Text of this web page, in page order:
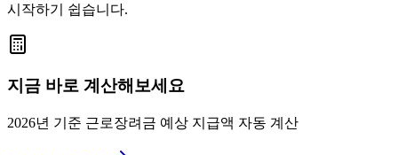
시작하기 쉽습니다.
지금 바로 계산해보세요
2026년 기준 근로장려금 예상 지급액 자동 계산